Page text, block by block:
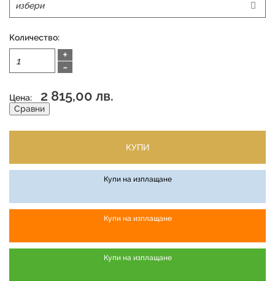
Количество:
+
-
Цена: 2 815,00 лв.
Сравни
КУПИ
Купи на изплащане
Купи на изплащане
Купи на изплащане